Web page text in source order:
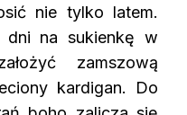
nie tylko latem.
dni na sukienkę w
zamszową
kardigan. Do